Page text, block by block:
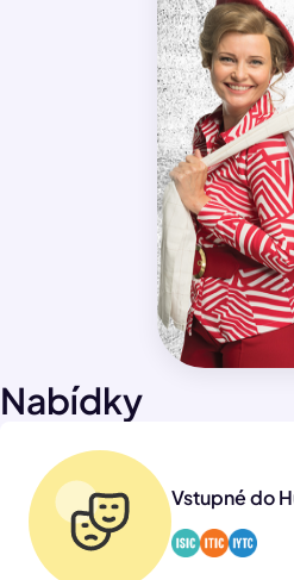
Nabídky
Vstupné do